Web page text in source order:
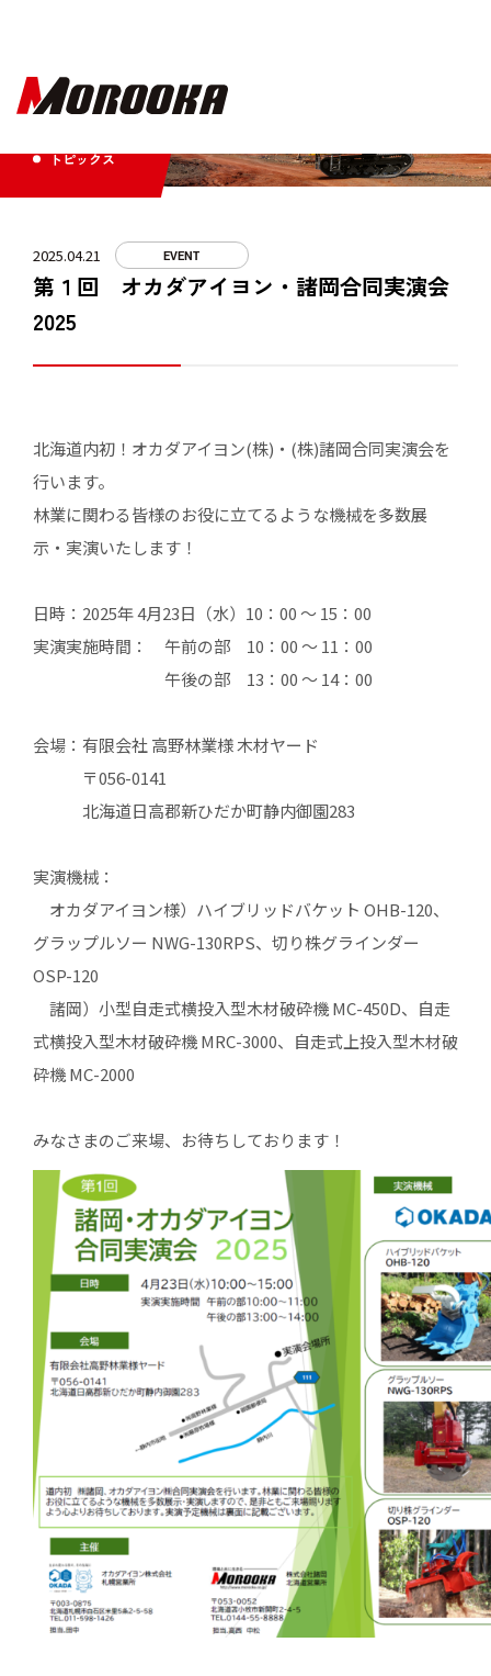
トピックス
2025.04.21 EVENT
第１回 オカダアイヨン・諸岡合同実演会
2025
北海道内初！オカダアイヨン(株)・(株)諸岡合同実演会を
行います。
林業に関わる皆様のお役に立てるような機械を多数展
示・実演いたします！
日時：2025年 4月23日（水）10：00 ～ 15：00
実演実施時間： 午前の部 10：00 ～ 11：00
午後の部 13：00 ～ 14：00
会場：有限会社 高野林業様 木材ヤード
〒056-0141
北海道日高郡新ひだか町静内御園283
実演機械：
オカダアイヨン様）ハイブリッドバケット OHB-120、
グラップルソー NWG-130RPS、切り株グラインダー
OSP-120
諸岡）小型自走式横投入型木材破砕機 MC-450D、自走
式横投入型木材破砕機 MRC-3000、自走式上投入型木材破
砕機 MC-2000
みなさまのご来場、お待ちしております！